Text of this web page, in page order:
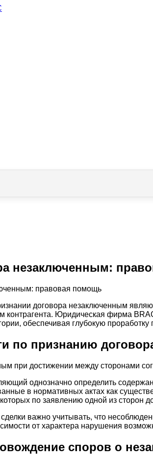
незаключенным:
договора незаключенным
контрагента. Юридическая фирма
обеспечивая глубокую
по признанию
при достижении между сторонами
однозначно определить
в нормативных актах как
по заявлению одной из сторон
важно учитывать, что
от характера нарушения
споров о